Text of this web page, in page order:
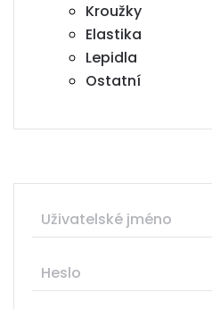
Kroužky
Elastika
Lepidla
Ostatní